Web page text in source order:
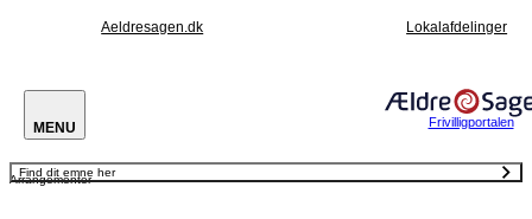
Aeldresagen.dk Lokalafdelinger
MENU Frivilligportalen
Arrangementer
Find dit emne her
Oversigt: Se alle tilbud på arrangementer